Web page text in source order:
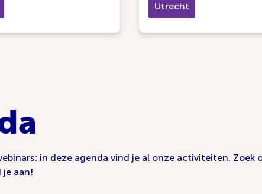
Utrecht
in deze agenda vind je al onze activiteiten. Zoek
je aan!